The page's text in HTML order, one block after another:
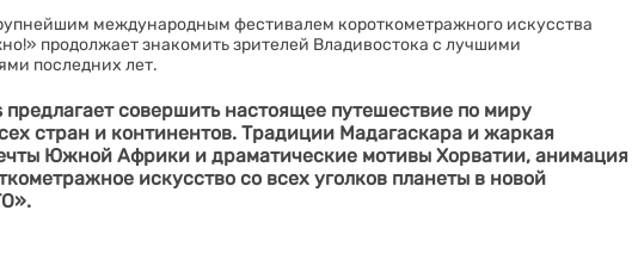
международным фестивалем короткометражного искусства
продолжает знакомить зрителей Владивостока с лучшими
последних лет.
предлагает совершить настоящее путешествие по миру
стран и континентов. Традиции Мадагаскара и жаркая
Южной Африки и драматические мотивы Хорватии, анимация
искусство со всех уголков планеты в новой